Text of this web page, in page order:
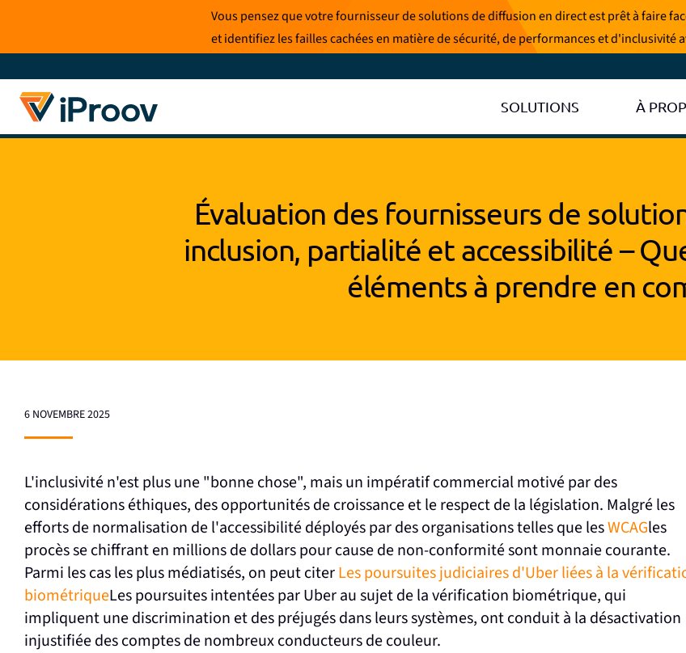
content
Vous pensez que votre fournisseur de solutions de diffusion en direct est prêt à faire
et identifiez les failles cachées en matière de sécurité, de performances et d'inclusivité
SOLUTIONS À
Évaluation des fournisseurs de
inclusion, partialité et accessibilité –
éléments à prendre en
6 NOVEMBRE 2025
L'inclusivité n'est plus une "bonne chose", mais un impératif commercial motivé par des
considérations éthiques, des opportunités de croissance et le respect de la législation. Malgré les
efforts de normalisation de l'accessibilité déployés par des organisations telles que lesWCAGles
procès se chiffrant en millions de dollars pour cause de non-conformité sont monnaie courante.
Parmi les cas les plus médiatisés, on peut citerLes poursuites judiciaires d'Uber liées à la
biométriqueLes poursuites intentées par Uber au sujet de la vérification biométrique, qui
impliquent une discrimination et des préjugés dans leurs systèmes, ont conduit à la désactivation
injustifiée des comptes de nombreux conducteurs de couleur.